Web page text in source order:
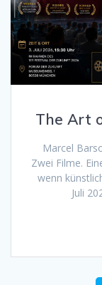
The Art
Marcel
Zwei Filme.
wenn
Juli